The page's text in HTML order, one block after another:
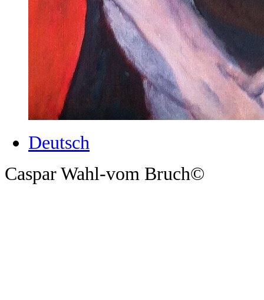
Deutsch
Caspar Wahl-vom Bruch©